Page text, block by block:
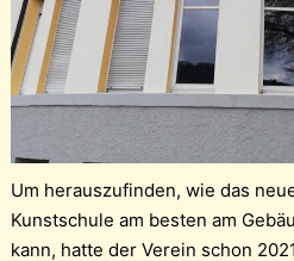
Um herauszufinden, wie das
Kunstschule am besten am
kann, hatte der Verein schon